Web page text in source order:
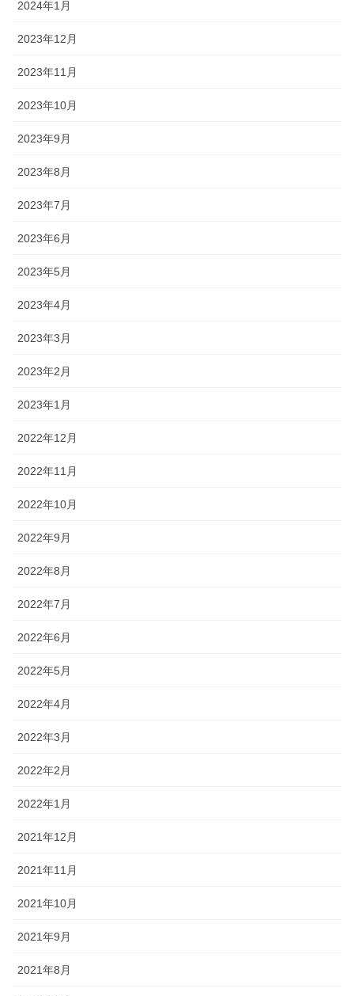
2024年1月
2023年12月
2023年11月
2023年10月
2023年9月
2023年8月
2023年7月
2023年6月
2023年5月
2023年4月
2023年3月
2023年2月
2023年1月
2022年12月
2022年11月
2022年10月
2022年9月
2022年8月
2022年7月
2022年6月
2022年5月
2022年4月
2022年3月
2022年2月
2022年1月
2021年12月
2021年11月
2021年10月
2021年9月
2021年8月